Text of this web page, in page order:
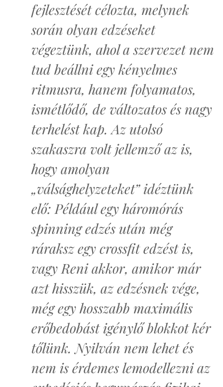
fejlesztését célozta, melynek
során olyan edzéseket
végeztünk, ahol a szervezet nem
tud beállni egy kényelmes
ritmusra, hanem folyamatos,
ismétlődő, de változatos és nagy
terhelést kap. Az utolsó
szakaszra volt jellemző az is,
hogy amolyan
„válsághelyzeteket” idéztünk
elő: Például egy háromórás
spinning edzés után még
ráraksz egy crossfit edzést is,
vagy Reni akkor, amikor már
azt hisszük, az edzésnek vége,
még egy hosszabb maximális
erőbedobást igénylő blokkot kér
tőlünk. Nyilván nem lehet és
nem is érdemes lemodellezni az